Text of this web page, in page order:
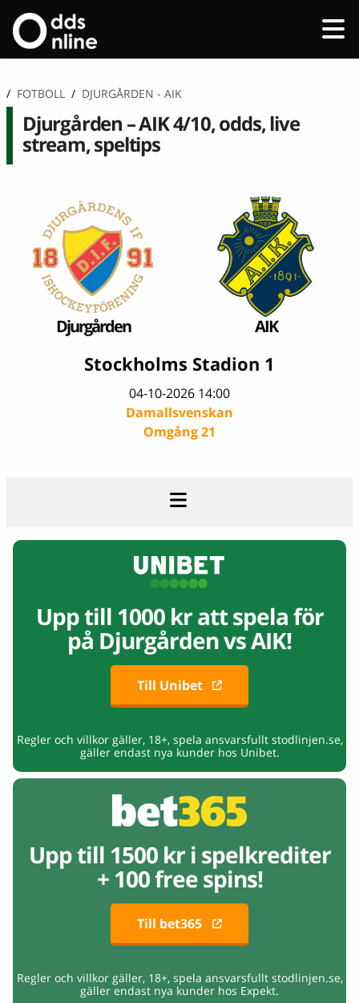
/ FOTBOLL / DJURGÅRDEN - AIK
Djurgården – AIK 4/10, odds, live
stream, speltips
Djurgården
Stockholms Stadion 1
04-10-2026 14:00
Damallsvenskan
Omgång 21
AIK
Upp till 1000 kr att spela för
på Djurgården vs AIK!
Till Unibet
Regler och villkor gäller, 18+, spela ansvarsfullt stodlinjen.se,
gäller endast nya kunder hos Unibet.
Upp till 1500 kr i spelkrediter
+ 100 free spins!
Till bet365
Regler och villkor gäller, 18+, spela ansvarsfullt stodlinjen.se,
gäller endast nya kunder hos Expekt.